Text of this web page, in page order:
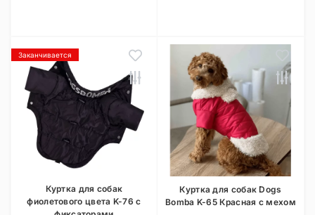
Заканчивается
Куртка для собак
фиолетового цвета K-76 с
Куртка для собак Dogs
Bomba K-65 Красная с мехом